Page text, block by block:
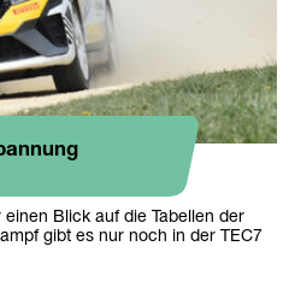
Blick auf die Tabellen der
gibt es nur noch in der TEC7